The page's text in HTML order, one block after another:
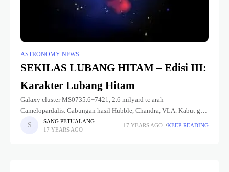
ASTRONOMY NEWS
SEKILAS LUBANG HITAM – Edisi III:
Karakter Lubang Hitam
Galaxy cluster MS0735.6+7421, 2.6 milyard tc arah
Camelopardalis. Gabungan hasil Hubble, Chandra, VLA. Kabut gas-
nya mencapai suhu 50 juta derajat; memancarkan sinar X yang
sangat kuat. Dengan sumber pancar berdiameter
SANG PETUALANG
17 YEARS AGO
17 YEARS AGO KEEP READING